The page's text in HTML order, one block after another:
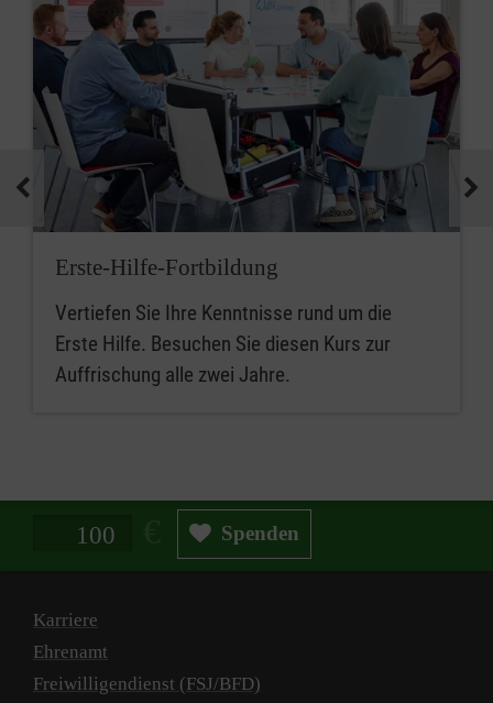
Erste-Hilfe-Fortbildung
Vertiefen Sie Ihre Kenntnisse rund um die
Erste Hilfe. Besuchen Sie diesen Kurs zur
Auffrischung alle zwei Jahre.
Spendenbetrag in Euro Spenden
Karriere
Ehrenamt
Freiwilligendienst (FSJ/BFD)